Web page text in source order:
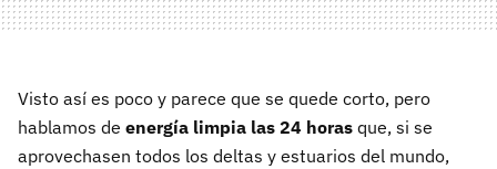
Visto así es poco y parece que se quede corto, pero
hablamos de energía limpia las 24 horas que, si se
aprovechasen todos los deltas y estuarios del mundo,